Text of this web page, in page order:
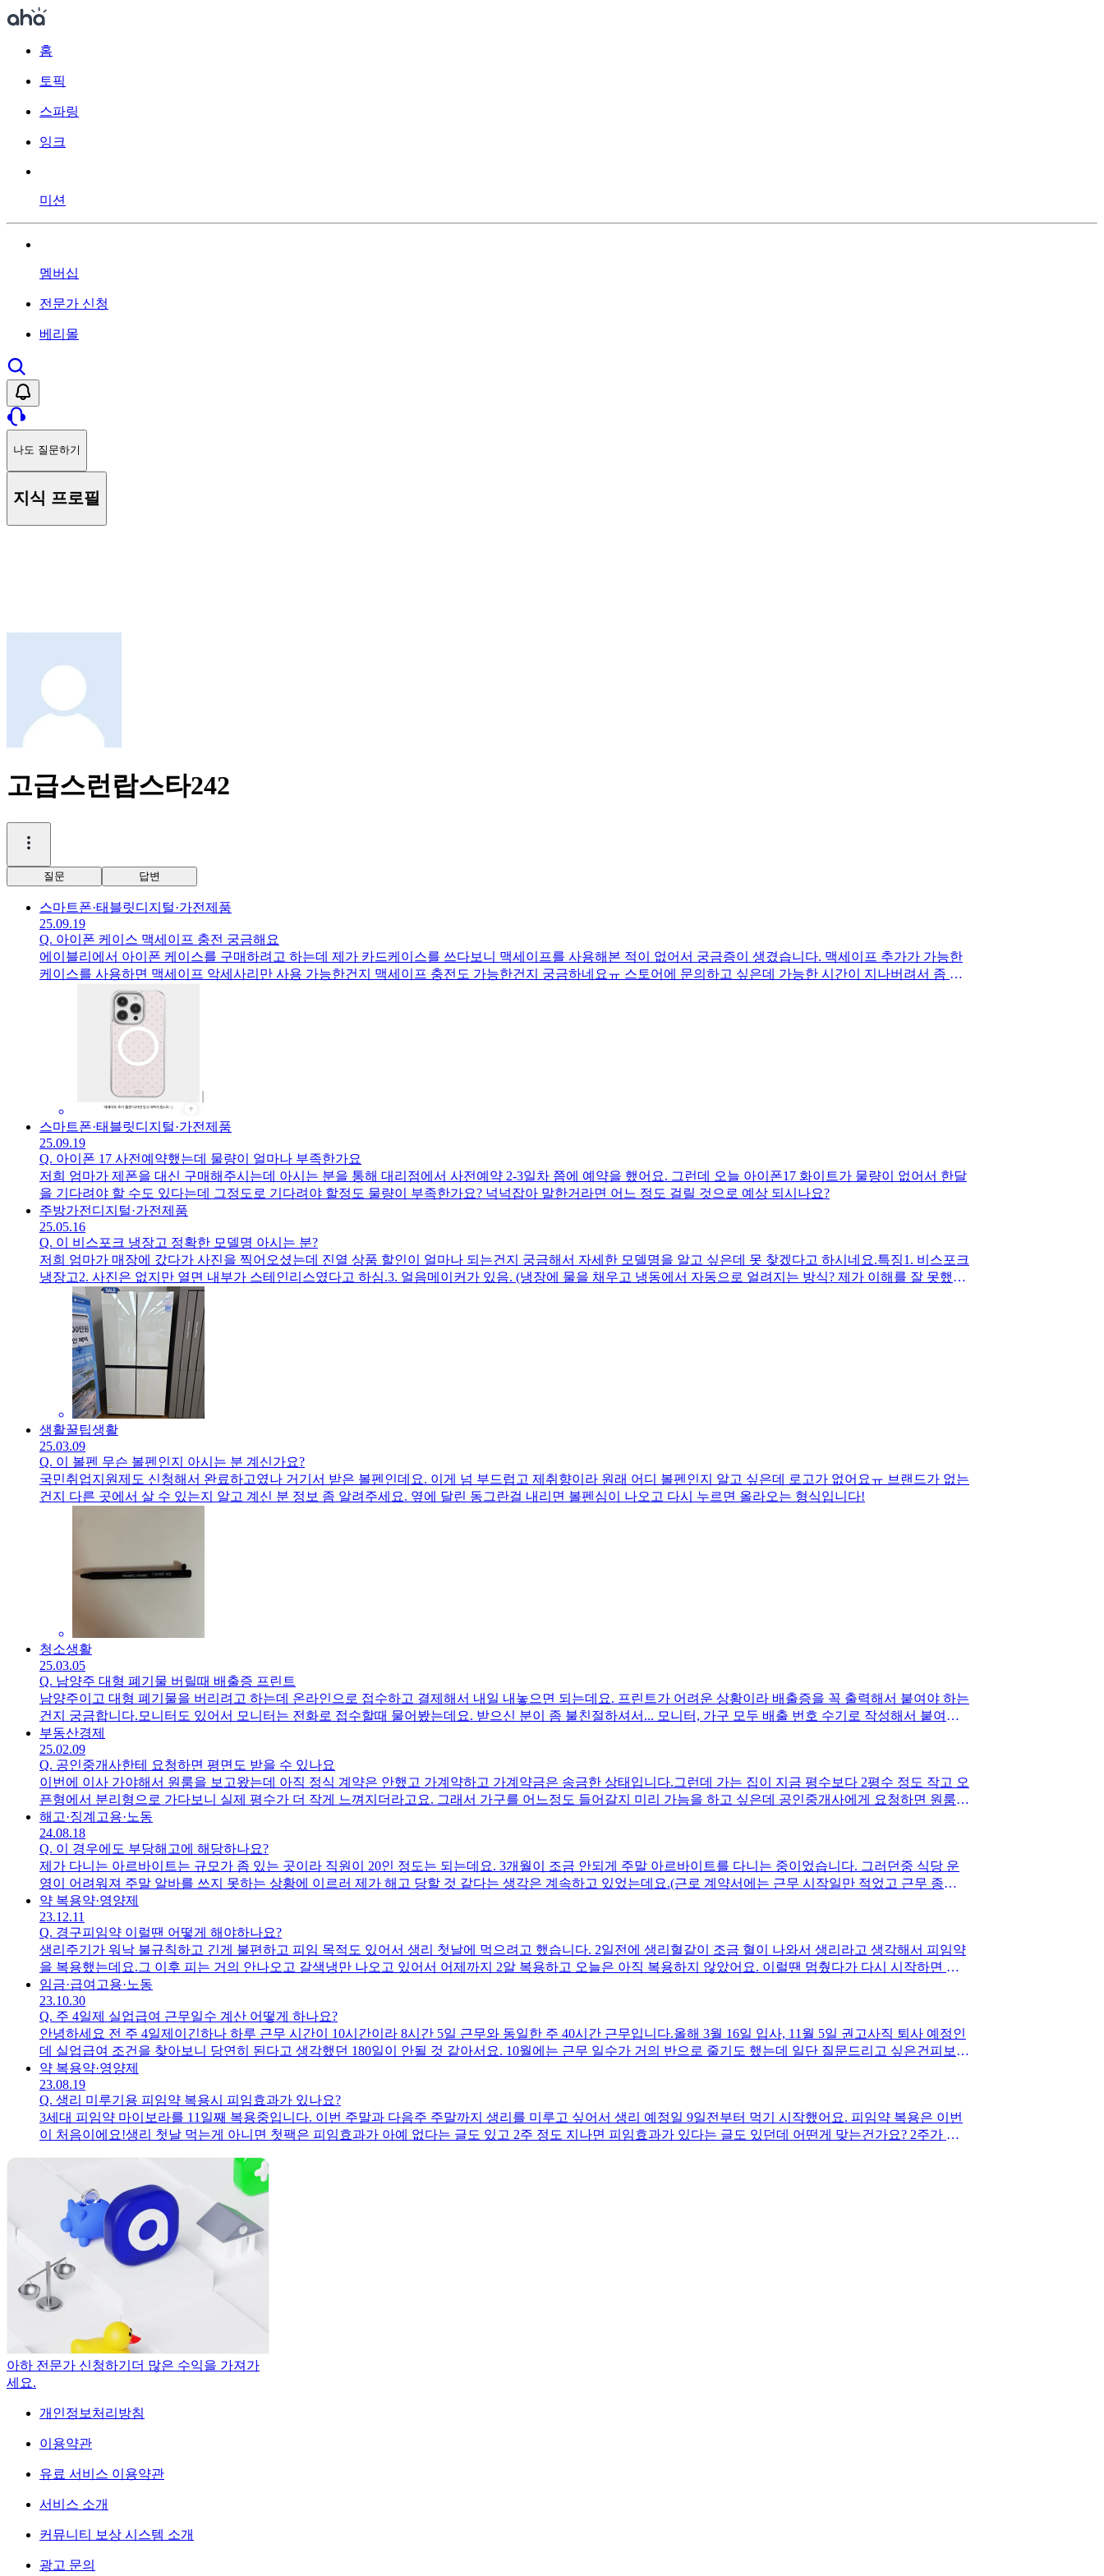
홈
토픽
스파링
잉크
미션
멤버십
전문가 신청
베리몰
나도 질문하기
지식 프로필
고급스런랍스타242
질문 답변
스마트폰·태블릿디지털·가전제품
25.09.19
Q. 아이폰 케이스 맥세이프 충전 궁금해요
에이블리에서 아이폰 케이스를 구매하려고 하는데 제가 카드케이스를 쓰다보니 맥세이프를 사용해본 적이 없어서 궁금증이 생겼습니다. 맥세이프 추가가 가능한
케이스를 사용하면 맥세이프 악세사리만 사용 가능한건지 맥세이프 충전도 가능한건지 궁금하네요ㅠ 스토어에 문의하고 싶은데 가능한 시간이 지나버려서 좀 빠
르게 답변 받아보고자 올려봅니다
스마트폰·태블릿디지털·가전제품
25.09.19
Q. 아이폰 17 사전예약했는데 물량이 얼마나 부족한가요
저희 엄마가 제폰을 대신 구매해주시는데 아시는 분을 통해 대리점에서 사전예약 2-3일차 쯤에 예약을 했어요. 그런데 오늘 아이폰17 화이트가 물량이 없어서 한달
을 기다려야 할 수도 있다는데 그정도로 기다려야 할정도 물량이 부족한가요? 넉넉잡아 말한거라면 어느 정도 걸릴 것으로 예상 되시나요?
주방가전 디지털·가전제품
25.05.16
Q. 이 비스포크 냉장고 정확한 모델명 아시는 분?
저희 엄마가 매장에 갔다가 사진을 찍어오셨는데 진열 상품 할인이 얼마나 되는건지 궁금해서 자세한 모델명을 알고 싶은데 못 찾겠다고 하시네요.특징1. 비스포크
냉장고2. 사진은 없지만 열면 내부가 스테인리스였다고 하심.3. 얼음메이커가 있음. (냉장에 물을 채우고 냉동에서 자동으로 얼려지는 방식? 제가 이해를 잘 못했을
수도 있어요)공홈에 찾아보니 내부가 스테인리스인건 없는 것 같더라고요. 인피니티라인이라는 말도 있는 것 같은데 어떤 모델인지 아시는 분 계실까요?
생활꿀팁생활
25.03.09
Q. 이 볼펜 무슨 볼펜인지 아시는 분 계신가요?
국민취업지원제도 신청해서 완료하고였나 거기서 받은 볼펜인데요. 이게 넘 부드럽고 제취향이라 원래 어디 볼펜인지 알고 싶은데 로고가 없어요ㅠ 브랜드가 없는
건지 다른 곳에서 살 수 있는지 알고 계신 분 정보 좀 알려주세요. 옆에 달린 동그란걸 내리면 볼펜심이 나오고 다시 누르면 올라오는 형식입니다!
청소생활
25.03.05
Q. 남양주 대형 폐기물 버릴때 배출증 프린트
남양주이고 대형 폐기물을 버리려고 하는데 온라인으로 접수하고 결제해서 내일 내놓으면 되는데요. 프린트가 어려운 상황이라 배출증을 꼭 출력해서 붙여야 하는
건지 궁금합니다.모니터도 있어서 모니터는 전화로 접수할때 물어봤는데요. 받으신 분이 좀 불친절하셔서... 모니터, 가구 모두 배출 번호 수기로 작성해서 붙여놓
으면 되는것인지 알고 계신 분 답변 부탁드립니다!
부동산경제
25.02.09
Q. 공인중개사한테 요청하면 평면도 받을 수 있나요
이번에 이사 가야해서 원룸을 보고왔는데 아직 정식 계약은 안했고 가계약하고 가계약금은 송금한 상태입니다.그런데 가는 집이 지금 평수보다 2평수 정도 작고 오
픈형에서 분리형으로 가다보니 실제 평수가 더 작게 느껴지더라고요. 그래서 가구를 어느정도 들어갈지 미리 가늠을 하고 싶은데 공인중개사에게 요청하면 원룸
평면도를 받을 수 있나요? 아니면 다른 방법이 있을까요?
해고·징계 고용·노동
24.08.18
Q. 이 경우에도 부당해고에 해당하나요?
제가 다니는 아르바이트는 규모가 좀 있는 곳이라 직원이 20인 정도는 되는데요. 3개월이 조금 안되게 주말 아르바이트를 다니는 중이었습니다. 그러던중 식당 운
영이 어려워져 주말 알바를 쓰지 못하는 상황에 이르러 제가 해고 당할 것 같다는 생각은 계속하고 있었는데요.(근로 계약서에는 근무 시작일만 적었고 근무 종료
일은 적지 않았습니다) 그런데 오늘 상사가 저에게 얘기를 좀 하자고 하셨고 ‘가게 운영이 잘 안돼서 위쪽에서 주말 아르바이트를 자르자고 해서 본인이 최대한 노
력 해봤는데 안됐다.’ ,‘공사, 보수하는 기간에는 손님이 안와서 그 기간 동안에는 쓸 수 없을 것 같다.’라고 하시며 한달 정도 일을 쉬어야 될 것 같다고 하셨습니다.
물론 상사는 제가 생계를 위해 그 기간동안 다른 일을 구해야 한다는 사실을 알고 있고 다른 일을 하게되어 그 일을 계속하게 되면 미리 말해달라고 하셨습니다. 그
리고 일을 이달까지 하는 것이냐 물어봤더니 오늘까지만 하고 쉬라고 하셨습니다. 한달 쉬는거라 표현하셨지만 사실상 당일 해고 통보와 다름없는데 이런 상황은
부당해고에 해당하지 않나요?
약 복용약·영양제
23.12.11
Q. 경구피임약 이럴땐 어떻게 해야하나요?
생리주기가 워낙 불규칙하고 긴게 불편하고 피임 목적도 있어서 생리 첫날에 먹으려고 했습니다. 2일전에 생리혈같이 조금 혈이 나와서 생리라고 생각해서 피임약
을 복용했는데요.그 이후 피는 거의 안나오고 갈색냉만 나오고 있어서 어제까지 2알 복용하고 오늘은 아직 복용하지 않았어요. 이럴땐 멈췄다가 다시 시작하면 다
시 복용을 해야 하나요?(그동안은 이중피임)아니면 어차피 소용이 없어서 이어서먹고 이중 피임을 해야하나요?
임금·급여 고용·노동
23.10.30
Q. 주 4일제 실업급여 근무일수 계산 어떻게 하나요?
안녕하세요 전 주 4일제이긴하나 하루 근무 시간이 10시간이라 8시간 5일 근무와 동일한 주 40시간 근무입니다.올해 3월 16일 입사, 11월 5일 권고사직 퇴사 예정인
데 실업급여 조건을 찾아보니 당연히 된다고 생각했던 180일이 안될 것 같아서요. 10월에는 근무 일수가 거의 반으로 줄기도 했는데 일단 질문드리고 싶은건피보험
단위기간은 40시간 근무라도 주 4일이면 주 5일과는 다르게 적용되어 조건을 채울 수 없나요? 근무한 시간은 동일한데 받을 수 없다는게 억울해서요ㅠ
약 복용약·영양제
23.08.19
Q. 생리 미루기용 피임약 복용시 피임효과가 있나요?
3세대 피임약 마이보라를 11일째 복용중입니다. 이번 주말과 다음주 주말까지 생리를 미루고 싶어서 생리 예정일 9일전부터 먹기 시작했어요. 피임약 복용은 이번
이 처음이에요!생리 첫날 먹는게 아니면 첫팩은 피임효과가 아예 없다는 글도 있고 2주 정도 지나면 피임효과가 있다는 글도 있던데 어떤게 맞는건가요? 2주가 지
아하 전문가 신청하기 더 많은 수익을 가져가
세요.
개인정보처리방침
이용약관
유료 서비스 이용약관
서비스 소개
커뮤니티 보상 시스템 소개
광고 문의